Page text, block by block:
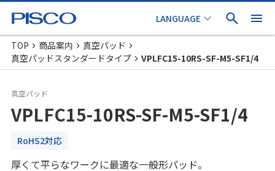
TOP 商品案内
真空パッド
真空パッドスタンダードタイプ
VPLFC15-10RS-SF-M5-SF1/4
真空パッド
VPLFC15-10RS-SF-M5-SF1/4
RoHS2対応
厚くて平らなワークに最適な一般形パッド。